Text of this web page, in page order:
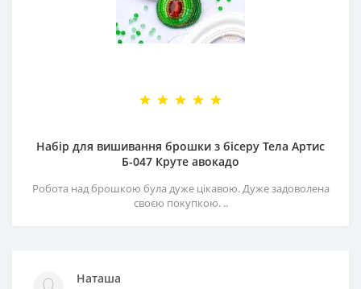
Набір для вишивання брошки з бісеру Тела Артис
Б-047 Круте авокадо
Робота над брошкою була дуже цікавою. Дуже задоволена
своєю покупкою. ..
Наташа